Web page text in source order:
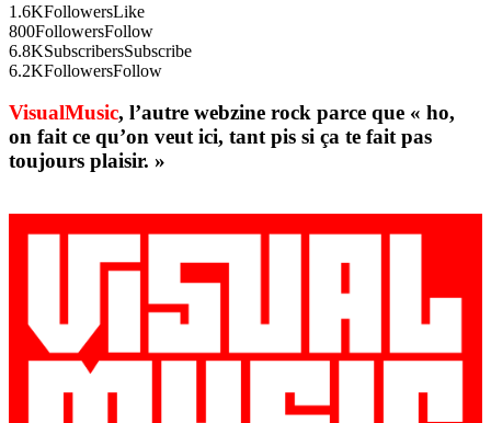
1.6KFollowersLike
800FollowersFollow
6.8KSubscribersSubscribe
6.2KFollowersFollow
VisualMusic, l’autre webzine rock parce que « ho,
on fait ce qu’on veut ici, tant pis si ça te fait pas
toujours plaisir. »